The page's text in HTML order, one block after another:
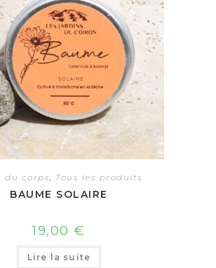
du corps Tous les produits
BAUME SOLAIRE
19,00 €
Lire la suite